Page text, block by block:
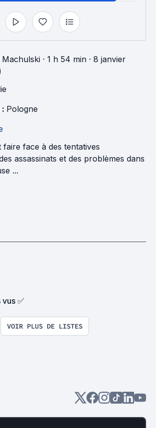
· 1 h 54 min · 8 janvier
Pologne
face à des tentatives
assassinats et des problèmes dans
...
✅
VOIR PLUS DE LISTES